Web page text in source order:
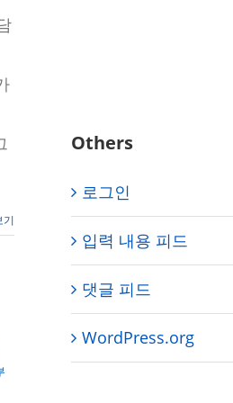
기
Others
로그인
입력 내용 피드
댓글 피드
WordPress.org